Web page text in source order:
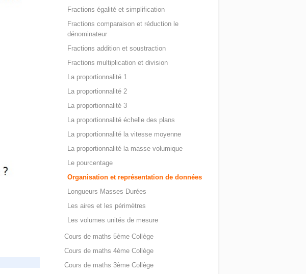
Fractions égalité et simplification
Fractions comparaison et réduction le
dénominateur
Fractions addition et soustraction
Fractions multiplication et division
La proportionnalité 1
La proportionnalité 2
La proportionnalité 3
La proportionnalité échelle des plans
La proportionnalité la vitesse moyenne
La proportionnalité la masse volumique
Le pourcentage
Organisation et représentation de données
Longueurs Masses Durées
Les aires et les périmètres
Les volumes unités de mesure
Cours de maths 5ème Collège
Cours de maths 4ème Collège
Cours de maths 3ème Collège